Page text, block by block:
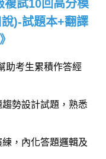
複試10回高分模
)-試題本+翻譯
助考生累積作答經
趨勢設計試題，熟悉
，內化答題邏輯及